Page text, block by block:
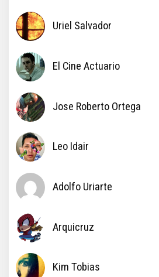
Uriel Salvador
El Cine Actuario
Jose Roberto Ortega
Leo Idair
Adolfo Uriarte
Arquicruz
Kim Tobias